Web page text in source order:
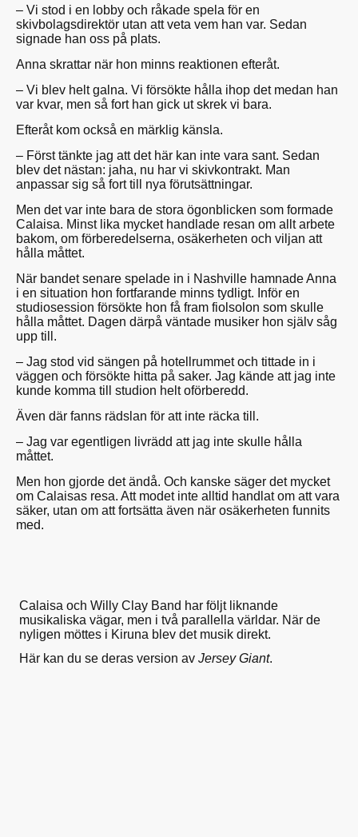
– Vi stod i en lobby och råkade spela för en
skivbolagsdirektör utan att veta vem han var. Sedan
signade han oss på plats.
Anna skrattar när hon minns reaktionen efteråt.
– Vi blev helt galna. Vi försökte hålla ihop det medan han
var kvar, men så fort han gick ut skrek vi bara.
Efteråt kom också en märklig känsla.
– Först tänkte jag att det här kan inte vara sant. Sedan
blev det nästan: jaha, nu har vi skivkontrakt. Man
anpassar sig så fort till nya förutsättningar.
Men det var inte bara de stora ögonblicken som formade
Calaisa. Minst lika mycket handlade resan om allt arbete
bakom, om förberedelserna, osäkerheten och viljan att
hålla måttet.
När bandet senare spelade in i Nashville hamnade Anna
i en situation hon fortfarande minns tydligt. Inför en
studiosession försökte hon få fram fiolsolon som skulle
hålla måttet. Dagen därpå väntade musiker hon själv såg
upp till.
– Jag stod vid sängen på hotellrummet och tittade in i
väggen och försökte hitta på saker. Jag kände att jag inte
kunde komma till studion helt oförberedd.
Även där fanns rädslan för att inte räcka till.
– Jag var egentligen livrädd att jag inte skulle hålla
måttet.
Men hon gjorde det ändå. Och kanske säger det mycket
om Calaisas resa. Att modet inte alltid handlat om att vara
säker, utan om att fortsätta även när osäkerheten funnits
med.
Calaisa och Willy Clay Band har följt liknande
musikaliska vägar, men i två parallella världar. När de
nyligen möttes i Kiruna blev det musik direkt.
Här kan du se deras version av Jersey Giant.